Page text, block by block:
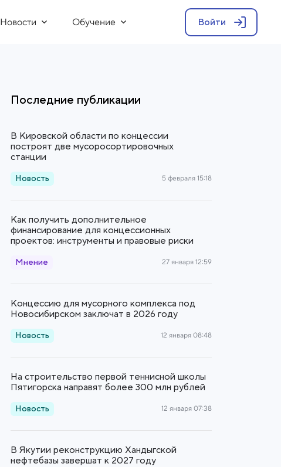
Новости Обучение Войти
Последние публикации
В Кировской области по концессии
построят две мусоросортировочных
станции
Новость 5 февраля 15:18
Как получить дополнительное
финансирование для концессионных
проектов: инструменты и правовые риски
Мнение 27 января 12:59
Концессию для мусорного комплекса под
Новосибирском заключат в 2026 году
Новость 12 января 08:48
На строительство первой теннисной школы
Пятигорска направят более 300 млн рублей
Новость 12 января 07:38
В Якутии реконструкцию Хандыгской
нефтебазы завершат к 2027 году